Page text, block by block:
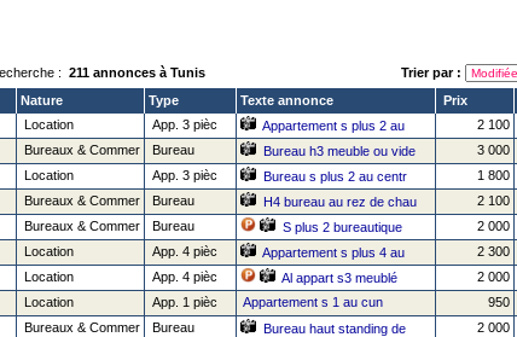
: 211 annonces à Tunis
Trier par :
Nature Type Texte annonce Prix
Location App. 3 pièc Appartement s plus 2 au 2 100
Bureaux & Commer Bureau Bureau h3 meuble ou vide 3 000
Location App. 3 pièc Bureau s plus 2 au centr 1 800
Bureaux & Commer Bureau H4 bureau au rez de chau 2 100
Bureaux & Commer Bureau S plus 2 bureautique 2 000
Location App. 4 pièc Appartement s plus 4 au 2 300
Location App. 4 pièc Al appart s3 meublé 2 000
Location App. 1 pièc Appartement s 1 au cun 950
Bureaux & Commer Bureau Bureau haut standing de 2 000